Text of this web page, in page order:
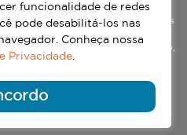
da espiritualidade inaciana – marca da
1500 unidades de ensino, espalhadas
da Educação Infantil à 3ª série do
além do Ensino Médio Noturno,
Jovens.
lendo
funcionalidade de redes
pode desabilitá-los nas
Conheça nossa
Privacidade.